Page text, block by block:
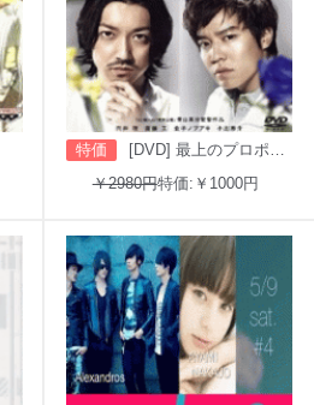
特価
[DVD] 最上のプロポーズ
￥2980円特価:￥1000円